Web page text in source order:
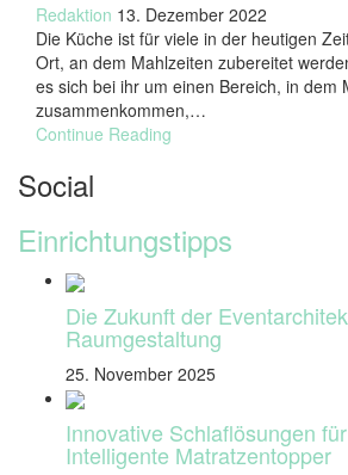
Redaktion 13. Dezember 2022
Die Küche ist für viele in der heutigen
Ort, an dem Mahlzeiten zubereitet
es sich bei ihr um einen Bereich, in dem
zusammenkommen,…
Continue Reading
Social
Einrichtungstipps
Die Zukunft der
Raumgestaltung
25. November 2025
Innovative Schlaflösungen
Intelligente Matratzentopper